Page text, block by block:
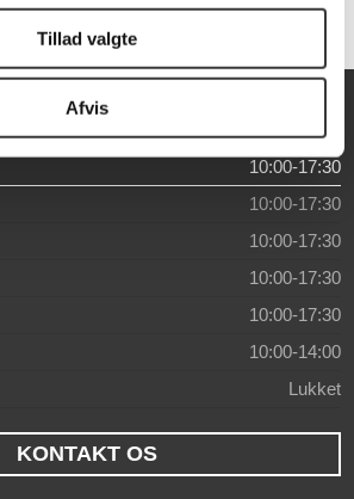
Tillad valgte
Afvis
10:00-17:30
10:00-17:30
10:00-17:30
10:00-17:30
10:00-17:30
10:00-14:00
Lukket
KONTAKT OS